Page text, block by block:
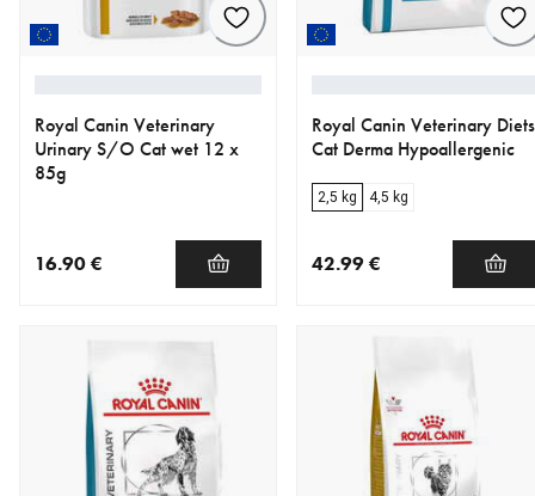
Royal Canin Veterinary
Urinary S/O Cat wet 12 x
85g
16.90 €
Royal Canin Veterinary Diets
Cat Derma Hypoallergenic
2,5 kg 4,5 kg
42.99 €